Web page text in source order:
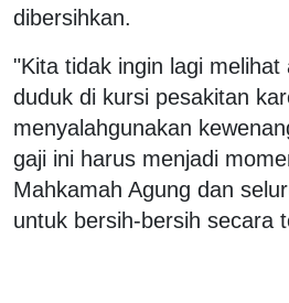
dibersihkan.
"Kita tidak ingin lagi melihat
duduk di kursi pesakitan
menyalahgunakan
gaji ini harus menjadi
Mahkamah Agung dan
untuk bersih-bersih secara